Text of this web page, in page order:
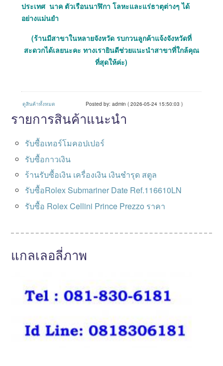
ประเทศ นาค ตัวเรือนนาฬิกา โลหะและแร่ธาตุต่างๆ ได้
อย่างแม่นยำ
(ร้านมีสาขาในหลายจังหวัด รบกวนลูกค้าแจ้งจังหวัดที่
สะดวกได้เลยนะคะ ทางเรายินดีช่วยแนะนำสาขาที่ใกล้คุณ
ที่สุดให้ค่ะ)
ดูสินค้าทั้งหมด Posted by: admin ( 2026-05-24 15:50:03 )
รายการสินค้าแนะนำ
รับซื้อเทอร์โมคอปเปอร์
รับซื้อกาวเงิน
ร้านรับซื้อเงิน เครื่องเงิน เงินชำรุด สตูล
รับซื้อRolex Submariner Date Ref.116610LN
รับซื้อ Rolex Cellini Prince Prezzo ราคา
แกลเลอลี่ภาพ